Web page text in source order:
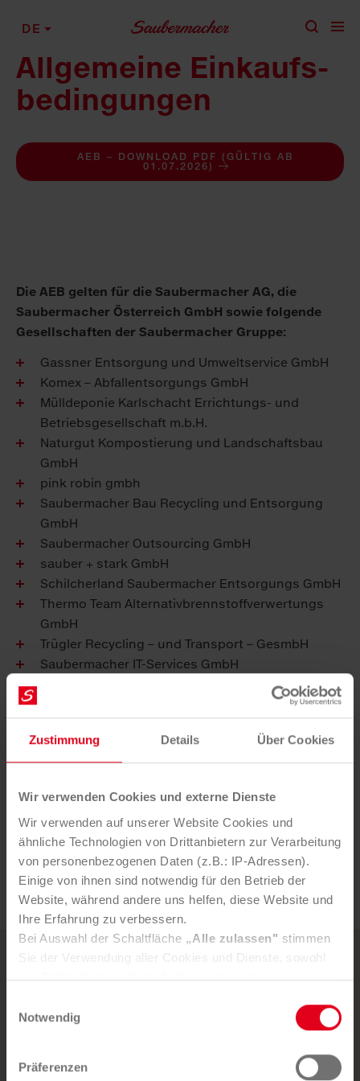
Zustimmung Details Über Cookies
Wir verwenden Cookies und externe Dienste
Wir verwenden auf unserer Website Cookies und
ähnliche Technologien von Drittanbietern zur Verarbeitung
von personenbezogenen Daten (z.B.: IP-Adressen).
Einige von ihnen sind notwendig für den Betrieb der
Website, während andere uns helfen, diese Website und
Ihre Erfahrung zu verbessern.
Bei Auswahl der Schaltfläche „Alle zulassen" stimmen
Sie der Verwendung aller Cookies und Dienste, sowohl
von Drittanbietern als auch den eigenen, zu.
selbst zu entscheiden, welche Cookies-Setzung Sie
Selbstverständlich können Sie über Consent Button in
der linken unteren Ecke die gesetzte Zustimmung
Notwendig
Präferenzen
DE
Allgemeine Einkaufs­
bedingungen
AEB – DOWNLOAD PDF (GÜLTIG AB
01.07.2026)
Die AEB gelten für die Saubermacher AG, die
Saubermacher Österreich GmbH sowie folgende
Gesellschaften der Saubermacher Gruppe:
Gassner Entsorgung und Umweltservice GmbH
Komex – Abfallentsorgungs GmbH
Mülldeponie Karlschacht Errichtungs- und
Betriebsgesellschaft m.b.H.
Naturgut Kompostierung und Landschaftsbau
GmbH
pink robin gmbh
Saubermacher Bau Recycling und Entsorgung
GmbH
Saubermacher Outsourcing GmbH
sauber + stark GmbH
Schilcherland Saubermacher Entsorgungs GmbH
Thermo Team Alternativbrennstoffverwertungs
GmbH
Trügler Recycling – und Transport – GesmbH
Saubermacher IT-Services GmbH
Finden Sie hier unseren Verhaltenskodex für
Jetzt zu unserem Newsletter
anmelden und informiert